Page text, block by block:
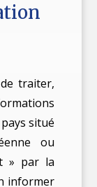
traiter,
situé
ou
» par la
informer